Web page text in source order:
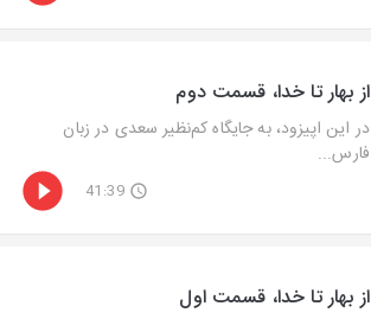
از بهار تا خدا، قسمت دوم
در این اپیزود، به جایگاه کم‌نظیر سعدی در زبان
فارس...
41:39
از بهار تا خدا، قسمت اول